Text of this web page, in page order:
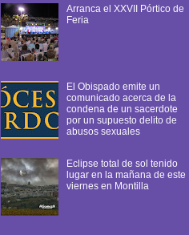
Arranca el XXVII Pórtico de
Feria
El Obispado emite un
comunicado acerca de la
condena de un sacerdote
por un supuesto delito de
abusos sexuales
Eclipse total de sol tenido
lugar en la mañana de este
viernes en Montilla